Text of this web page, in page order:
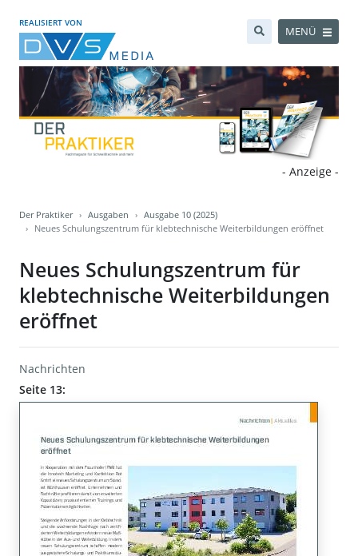
REALISIERT VON
MENÜ
- Anzeige -
Der Praktiker Ausgaben
Ausgabe 10 (2025)
Neues Schulungszentrum für klebtechnische Weiterbildungen eröffnet
Neues Schulungszentrum für
klebtechnische Weiterbildungen
eröffnet
Nachrichten
Seite 13: